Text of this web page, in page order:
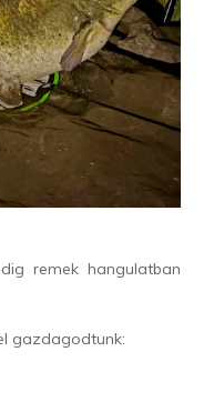
remek hangulatban
gazdagodtunk: